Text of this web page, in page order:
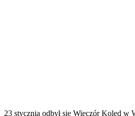
23 stycznia odbył się Wieczór Kolęd w